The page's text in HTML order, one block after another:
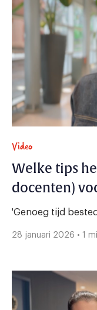
Video
Welke tips
docenten)
'Genoeg tijd
28 januari 2026 • 1